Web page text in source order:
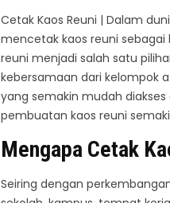
Cetak Kaos Reuni | Dalam
mencetak kaos reuni
reuni menjadi salah satu
kebersamaan dari kelompok
yang semakin mudah
pembuatan kaos reuni
Mengapa Cetak
Seiring dengan